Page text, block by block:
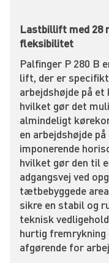
Lastbillift med 28
fleksibilitet
Palfinger P 280 B
lift, der er
arbejdshøjde på
hvilket gør det
almindeligt
en arbejdshøjde
imponerende
hvilket gør den til
adgangsvej ved
tætbebyggede
sikre en stabil og
teknisk
hurtig
afgørende for